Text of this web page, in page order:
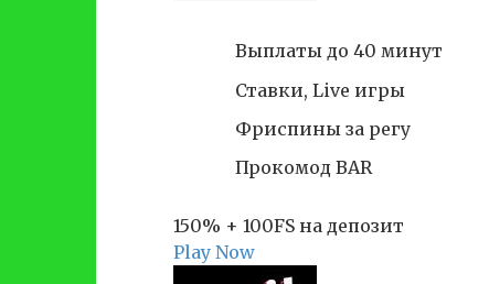
Выплаты до 40 минут
Ставки, Live игры
Фриспины за регу
Прокомод BAR
150% + 100FS на депозит
Play Now